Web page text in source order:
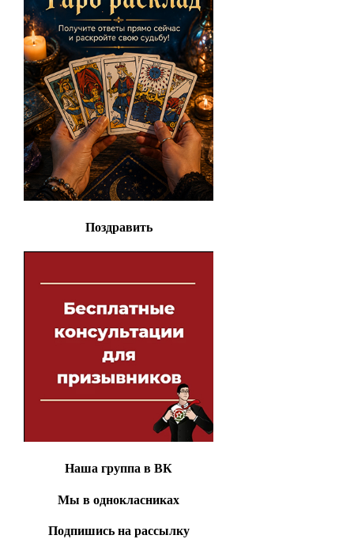
Поздравить
Наша группа в ВК
Мы в однокласниках
Подпишись на рассылку